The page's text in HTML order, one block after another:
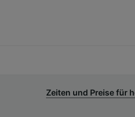
Zeiten und Preise für